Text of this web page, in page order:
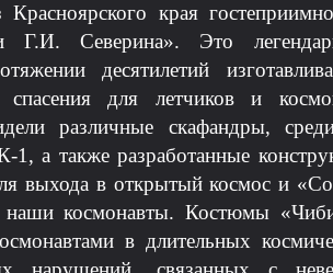
края
Северина». Это
десятилетий
спасения для летчиков и
различные скафандры,
1, а также разработанные
выхода в открытый космос и
наши космонавты. Костюмы
в длительных